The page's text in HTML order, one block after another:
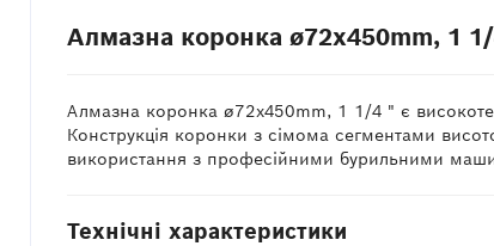
Алмазна коронка ø72x450mm, 1
Алмазна коронка ø72x450mm, 1 1/4 " є
Конструкція коронки з сімома сегментами
використання з професійними бурильними
Технічні характеристики